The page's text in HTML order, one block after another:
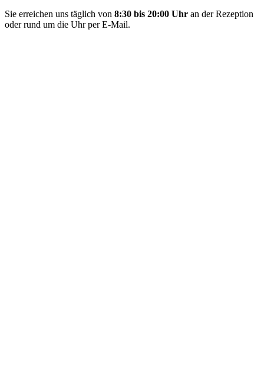
Sie erreichen uns täglich von 8:30 bis 20:00 Uhr an der Rezeption
oder rund um die Uhr per E-Mail.